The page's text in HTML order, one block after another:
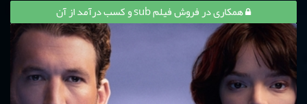
همکاری در فروش فیلم sub و کسب درآمد از آن